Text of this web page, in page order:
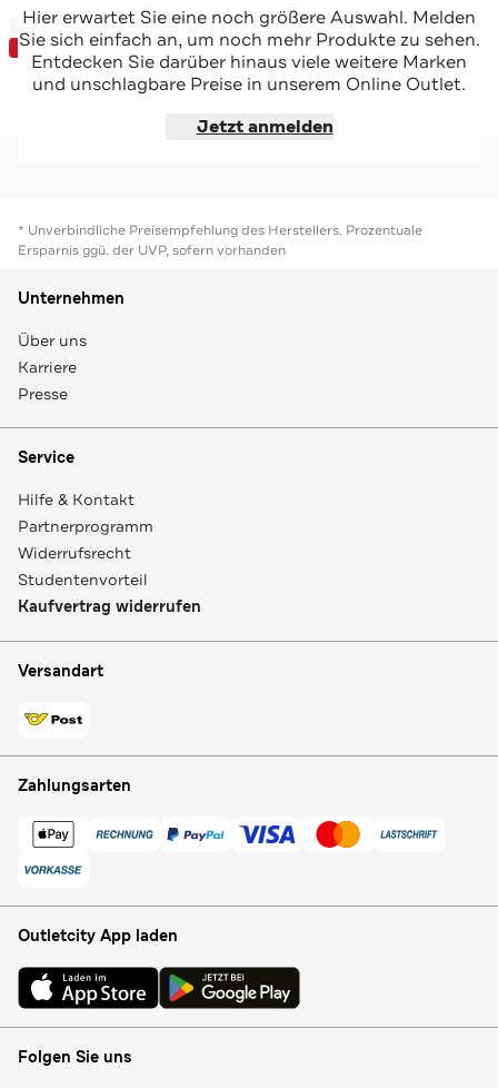
SANETTA
Bluse floral
-62%*
SUNDEAL
Jetzt shoppen
STEIFF
Karohemd dunkelblau-weiß
-40%*
Sale
Jetzt shoppen
Hier erwartet Sie eine noch größere Auswahl. Melden
Sie sich einfach an, um noch mehr Produkte zu sehen.
Entdecken Sie darüber hinaus viele weitere Marken
und unschlagbare Preise in unserem Online Outlet.
Jetzt anmelden
* Unverbindliche Preisempfehlung des Herstellers. Prozentuale
Ersparnis ggü. der UVP, sofern vorhanden
Unternehmen
Über uns
Karriere
Presse
Service
Hilfe & Kontakt
Partnerprogramm
Widerrufsrecht
Studentenvorteil
Kaufvertrag widerrufen
Versandart
Zahlungsarten
Outletcity App laden
Folgen Sie uns